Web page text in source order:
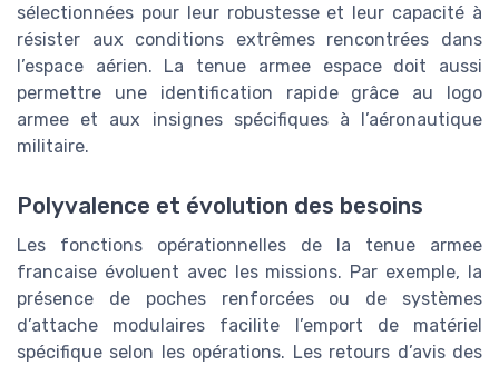
sélectionnées pour leur robustesse et leur capacité à
résister aux conditions extrêmes rencontrées dans
l’espace aérien. La tenue armee espace doit aussi
permettre une identification rapide grâce au logo
armee et aux insignes spécifiques à l’aéronautique
militaire.
Polyvalence et évolution des besoins
Les fonctions opérationnelles de la tenue armee
francaise évoluent avec les missions. Par exemple, la
présence de poches renforcées ou de systèmes
d’attache modulaires facilite l’emport de matériel
spécifique selon les opérations. Les retours d’avis des